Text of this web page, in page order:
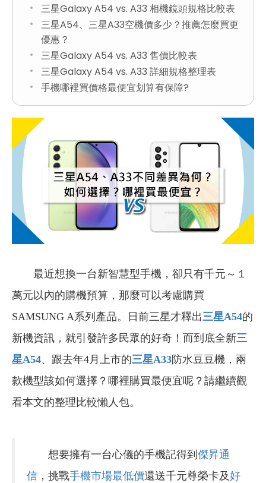
三星Galaxy A54 vs. A33 相機鏡頭規格比較表
三星A54、三星A33空機價多少？推薦怎麼買更
優惠？
三星Galaxy A54 vs. A33 售價比較表
三星Galaxy A54 vs. A33 詳細規格整理表
手機哪裡買價格最便宜划算有保障?
最近想換一台新智慧型手機，卻只有千元～１
萬元以內的購機預算，那麼可以考慮購買
SAMSUNG A系列產品。日前三星才釋出三星A54的
新機資訊，就引發許多民眾的好奇！而到底全新三
星A54、跟去年4月上市的三星A33防水豆豆機，兩
款機型該如何選擇？哪裡購買最便宜呢？請繼續觀
看本文的整理比較懶人包。
想要擁有一台心儀的手機記得到 傑昇通
信 ，挑戰手機市場最低價還送千元尊榮卡及好